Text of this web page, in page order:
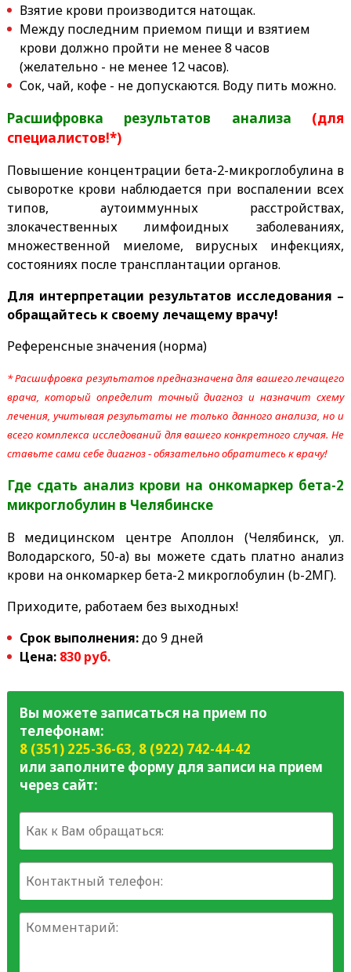
Взятие крови производится натощак.
Между последним приемом пищи и взятием
крови должно пройти не менее 8 часов
(желательно - не менее 12 часов).
Сок, чай, кофе - не допускаются. Воду пить можно.
Расшифровка результатов анализа (для
специалистов!*)
Повышение концентрации бета-2-микроглобулина в
сыворотке крови наблюдается при воспалении всех
типов, аутоиммунных расстройствах,
злокачественных лимфоидных заболеваниях,
множественной миеломе, вирусных инфекциях,
состояниях после трансплантации органов.
Для интерпретации результатов исследования –
обращайтесь к своему лечащему врачу!
Референсные значения (норма)
* Расшифровка результатов предназначена для вашего лечащего
врача, который определит точный диагноз и назначит схему
лечения, учитывая результаты не только данного анализа, но и
всего комплекса исследований для вашего конкретного случая. Не
ставьте сами себе диагноз - обязательно обратитесь к врачу!
Где сдать анализ крови на онкомаркер бета-2
микроглобулин в Челябинске
В медицинском центре Аполлон (Челябинск, ул.
Володарского, 50-а) вы можете сдать платно анализ
крови на онкомаркер бета-2 микроглобулин (b-2МГ).
Приходите, работаем без выходных!
Срок выполнения:до 9 дней
Цена: 830 руб.
Вы можете записаться на прием по
телефонам:
8 (351) 225-36-63, 8 (922) 742-44-42
или заполните форму для записи на прием
через сайт: